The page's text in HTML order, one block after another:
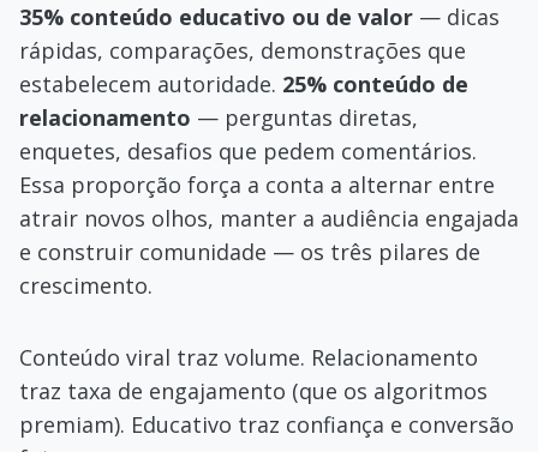
35% conteúdo educativo ou de valor — dicas
rápidas, comparações, demonstrações que
estabelecem autoridade. 25% conteúdo de
relacionamento — perguntas diretas,
enquetes, desafios que pedem comentários.
Essa proporção força a conta a alternar entre
atrair novos olhos, manter a audiência engajada
e construir comunidade — os três pilares de
crescimento.
Conteúdo viral traz volume. Relacionamento
traz taxa de engajamento (que os algoritmos
premiam). Educativo traz confiança e conversão